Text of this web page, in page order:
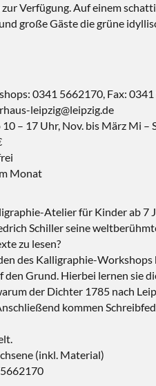
Verfügung. Auf einem
große Gäste die grüne
0341 5662170, Fax:
leipzig@leipzig.de
– 17 Uhr, Nov. bis März Mi –
Monat
Atelier für Kinder ab 7
Schiller seine
zu lesen?
des Kalligraphie-
den Grund. Hierbei lernen sie
der Dichter 1785 nach
kommen
(inkl. Material)